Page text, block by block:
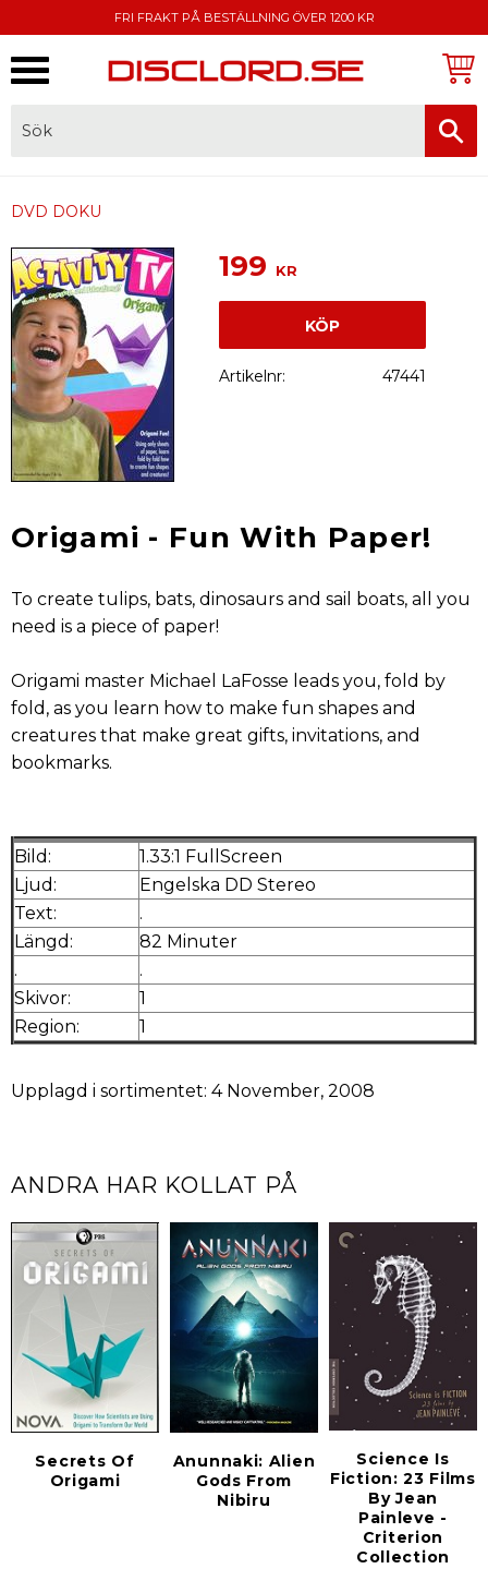
FRI FRAKT PÅ BESTÄLLNING ÖVER 1200 KR
DVD DOKU
199 KR
KÖP
Artikelnr 47441
Origami - Fun With Paper!
To create tulips, bats, dinosaurs and sail boats, all you
need is a piece of paper!
Origami master Michael LaFosse leads you, fold by
fold, as you learn how to make fun shapes and
creatures that make great gifts, invitations, and
bookmarks.
Bild:
1.33:1 FullScreen
Ljud:
Engelska DD Stereo
Text:
.
Längd:
82 Minuter
.
.
Skivor:
1
Region:
1
Upplagd i sortimentet: 4 November, 2008
ANDRA HAR KOLLAT PÅ
Secrets Of
Origami
Anunnaki: Alien
Gods From
Nibiru
Science Is
Fiction: 23 Films
By Jean
Painleve -
Criterion
Collection